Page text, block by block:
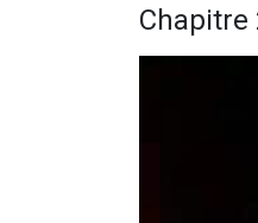
Chapitre